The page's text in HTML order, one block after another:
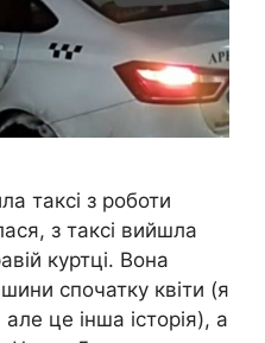
таксі з роботи
з таксі вийшла
куртці. Вона
спочатку квіти (я
це інша історія), а